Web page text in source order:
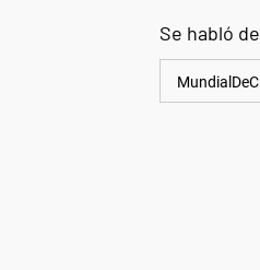
Se habló de